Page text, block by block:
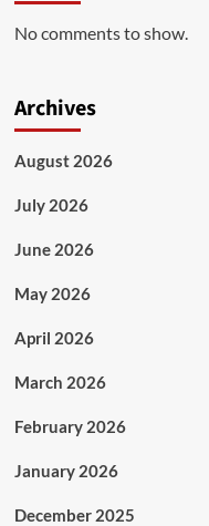
No comments to show.
Archives
August 2026
July 2026
June 2026
May 2026
April 2026
March 2026
February 2026
January 2026
December 2025